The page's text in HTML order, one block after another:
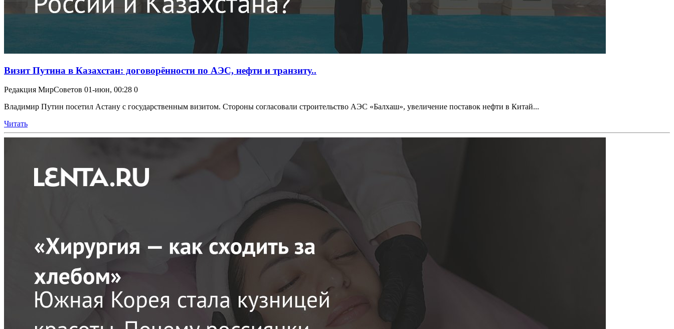
Визит Путина в Казахстан: договорённости по АЭС, нефти и транзиту..
Редакция МирСоветов 01-июн, 00:28 0
Владимир Путин посетил Астану с государственным визитом. Стороны согласовали строительство АЭС «Балхаш», увеличение поставок нефти в Китай...
Читать